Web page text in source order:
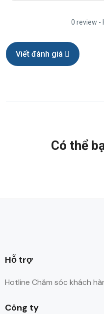
0 review -
Viết đánh giá
Có thể
Hỗ trợ
Hotline Chăm sóc khách
Công ty